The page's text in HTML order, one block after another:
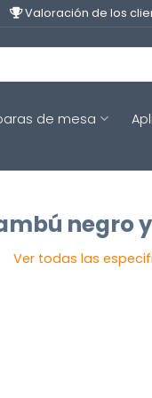
Valoración de los
de mesa
negro
Ver todas las